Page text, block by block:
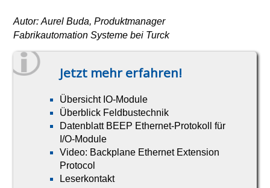
Autor: Aurel Buda, Produktmanager
Fabrikautomation Systeme bei Turck
Jetzt mehr erfahren!
Übersicht IO-Module
Überblick Feldbustechnik
Datenblatt BEEP Ethernet-Protokoll für
I/O-Module
Video: Backplane Ethernet Extension
Protocol
Leserkontakt